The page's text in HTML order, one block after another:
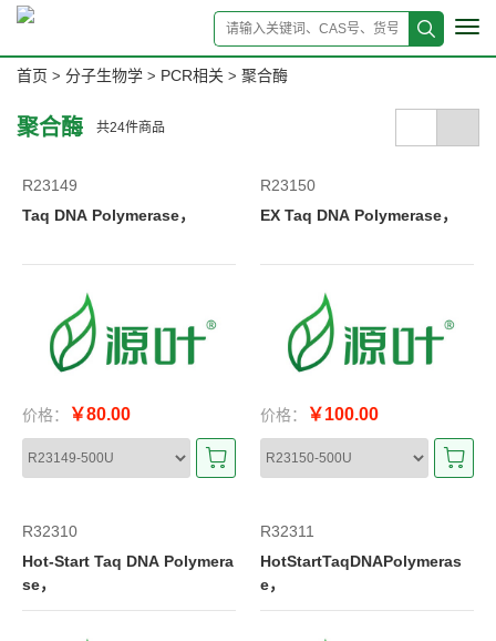
首页 > 分子生物学 > PCR相关 > 聚合酶
聚合酶 共24件商品
R23149
Taq DNA Polymerase，
价格： ￥80.00
R23150
EX Taq DNA Polymerase，
价格： ￥100.00
R32310
Hot-Start Taq DNA Polymera
se，
R32311
HotStartTaqDNAPolymeras
e，